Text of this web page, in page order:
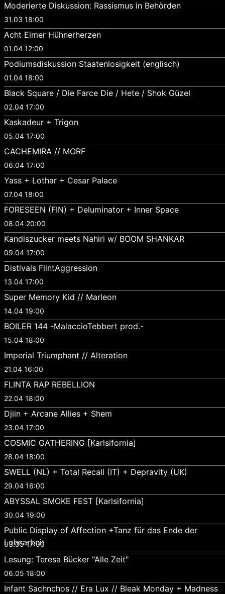
Moderierte Diskussion: Rassismus in Behörden
31.03 18:00
Acht Eimer Hühnerherzen
01.04 12:00
Podiumsdiskussion Staatenlosigkeit (englisch)
01.04 18:00
Black Square / Die Farce Die / Hete / Shok Güzel
02.04 17:00
Kaskadeur + Trigon
05.04 17:00
CACHEMIRA // MORF
06.04 17:00
Yass + Lothar + Cesar Palace
07.04 18:00
FORESEEN (FIN) + Deluminator + Inner Space
08.04 20:00
Kandiszucker meets Nahiri w/ BOOM SHANKAR
09.04 17:00
Distivals FlintAggression
13.04 17:00
Super Memory Kid // Marleon
14.04 19:00
BOILER 144 -MalaccioTebbert prod.-
15.04 18:00
Imperial Triumphant // Alteration
21.04 16:00
FLINTA RAP REBELLION
22.04 18:00
Djiin + Arcane Allies + Shem
23.04 17:00
COSMIC GATHERING [Karlsifornia]
28.04 18:00
SWELL (NL) + Total Recall (IT) + Depravity (UK)
29.04 16:00
ABYSSAL SMOKE FEST [Karlsifornia]
30.04 19:00
Public Display of Affection +Tanz für das Ende der
Lohnarbeit
03.05 17:00
Lesung: Teresa Bücker "Alle Zeit"
06.05 18:00
Infant Sachnchos // Era Lux // Bleak Monday + Madness